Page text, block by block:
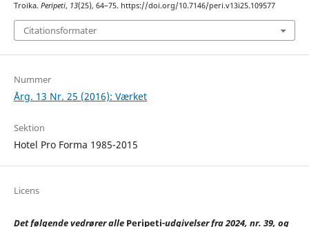
Troika. Peripeti, 13(25), 64–75. https://doi.org/10.7146/peri.v13i25.109577
Citationsformater
Nummer
Årg. 13 Nr. 25 (2016): Værket
Sektion
Hotel Pro Forma 1985-2015
Licens
Det følgende vedrører alle Peripeti-udgivelser fra 2024, nr. 39, og